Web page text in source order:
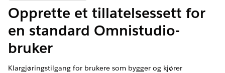
Opprette et tillatelsessett for
en standard Omnistudio-
bruker
Klargjøringstilgang for brukere som bygger og kjører